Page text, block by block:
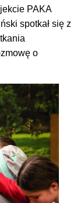
PAKA
spotkał się z
o